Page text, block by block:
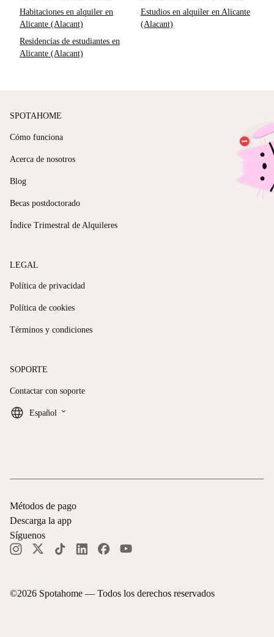
Habitaciones en alquiler en
Alicante (Alacant)
Estudios en alquiler en Alicante
(Alacant)
Residencias de estudiantes en
Alicante (Alacant)
SPOTAHOME
Cómo funciona
Acerca de nosotros
Blog
Becas postdoctorado
Índice Trimestral de Alquileres
LEGAL
Política de privacidad
Política de cookies
Términos y condiciones
SOPORTE
Contactar con soporte
Español keyboard_arrow_down
©2026 Spotahome — Todos los derechos reservados
Métodos de pago
Descarga la app
Síguenos